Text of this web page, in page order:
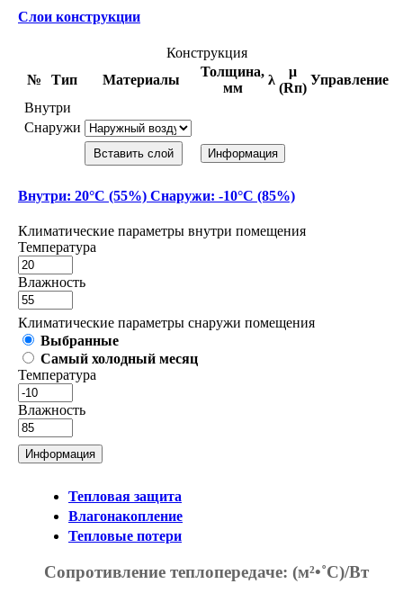
Слои конструкции
Конструкция
№
Тип Материалы
Толщина,
мм
λ
μ
(Rп)
Управление
Внутри
Снаружи
Вставить слой Информация
Внутри: 20°С (55%) Снаружи: -10°С (85%)
Климатические параметры внутри помещения
Температура
Влажность
Климатические параметры снаружи помещения
Выбранные
Самый холодный месяц
Температура
Влажность
Информация
Тепловая защита
Влагонакопление
Тепловые потери
Сопротивление теплопередаче: (м²•˚С)/Вт